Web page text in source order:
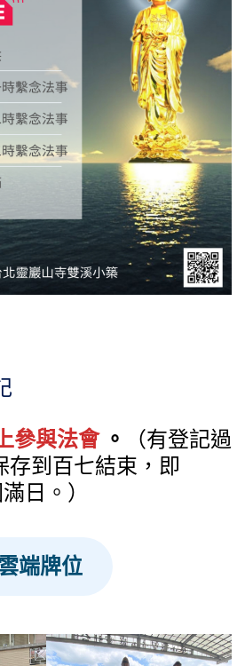
參與法會 。
（有登記過
存到百七結束，即
日。）
端牌位